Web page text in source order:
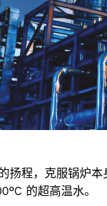
扬程，克服锅炉
的超高温水。